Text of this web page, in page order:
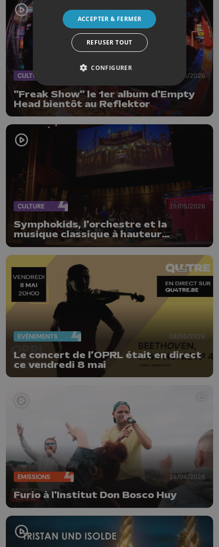
CULTURE 31/05/2026
"Freak Show" le 1er album d'Empty
Head bientôt au Reflektor
CULTURE 19/05/2026
Symphokids, l'orchestre et la
musique classique à hauteur
d'enfants
EVÈNEMENTS 08/05/2026
Le concert de l’OPRL était en direct
ce vendredi 8 mai
ÉMISSIONS 24/04/2026
Furio à l'Institut Don Bosco Huy
ACCEPTER & FERMER
REFUSER TOUT
CONFIGURER